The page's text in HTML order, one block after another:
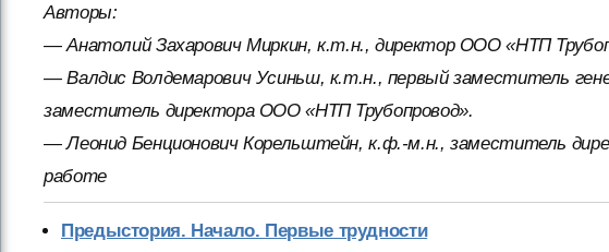
Авторы:
— Анатолий Захарович Миркин, к.т.н., директор ООО «НТП
— Валдис Волдемарович Усиньш, к.т.н., первый заместитель
заместитель директора ООО «НТП Трубопровод».
— Леонид Бенционович Корельштейн, к.ф.-м.н., заместитель
работе
Предыстория. Начало. Первые трудности